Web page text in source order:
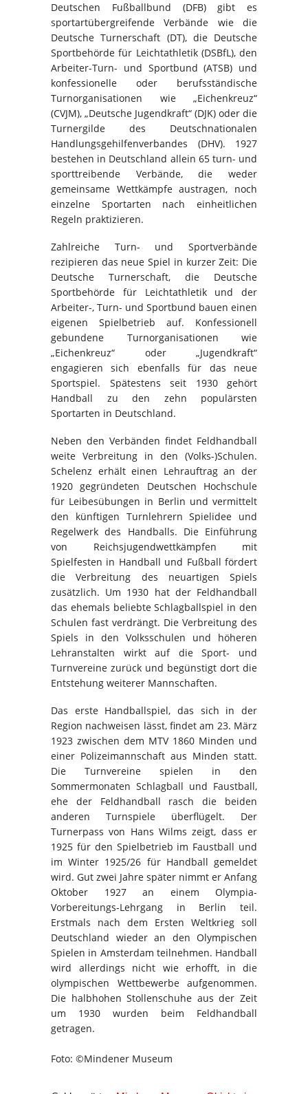
Deutschen Fußballbund (DFB) gibt es
sportartübergreifende Verbände wie die
Deutsche Turnerschaft (DT), die Deutsche
Sportbehörde für Leichtathletik (DSBfL), den
Arbeiter-Turn- und Sportbund (ATSB) und
konfessionelle oder berufsständische
Turnorganisationen wie „Eichenkreuz“
(CVJM), „Deutsche Jugendkraft“ (DJK) oder die
Turnergilde des Deutschnationalen
Handlungsgehilfenverbandes (DHV). 1927
bestehen in Deutschland allein 65 turn- und
sporttreibende Verbände, die weder
gemeinsame Wettkämpfe austragen, noch
einzelne Sportarten nach einheitlichen
Regeln praktizieren.
Zahlreiche Turn- und Sportverbände
rezipieren das neue Spiel in kurzer Zeit: Die
Deutsche Turnerschaft, die Deutsche
Sportbehörde für Leichtathletik und der
Arbeiter-, Turn- und Sportbund bauen einen
eigenen Spielbetrieb auf. Konfessionell
gebundene Turnorganisationen wie
„Eichenkreuz“ oder „Jugendkraft“
engagieren sich ebenfalls für das neue
Sportspiel. Spätestens seit 1930 gehört
Handball zu den zehn populärsten
Sportarten in Deutschland.
Neben den Verbänden findet Feldhandball
weite Verbreitung in den (Volks-)Schulen.
Schelenz erhält einen Lehrauftrag an der
1920 gegründeten Deutschen Hochschule
für Leibesübungen in Berlin und vermittelt
den künftigen Turnlehrern Spielidee und
Regelwerk des Handballs. Die Einführung
von Reichsjugendwettkämpfen mit
Spielfesten in Handball und Fußball fördert
die Verbreitung des neuartigen Spiels
zusätzlich. Um 1930 hat der Feldhandball
das ehemals beliebte Schlagballspiel in den
Schulen fast verdrängt. Die Verbreitung des
Spiels in den Volksschulen und höheren
Lehranstalten wirkt auf die Sport- und
Turnvereine zurück und begünstigt dort die
Entstehung weiterer Mannschaften.
Das erste Handballspiel, das sich in der
Region nachweisen lässt, findet am 23. März
1923 zwischen dem MTV 1860 Minden und
einer Polizeimannschaft aus Minden statt.
Die Turnvereine spielen in den
Sommermonaten Schlagball und Faustball,
ehe der Feldhandball rasch die beiden
anderen Turnspiele überflügelt. Der
Turnerpass von Hans Wilms zeigt, dass er
1925 für den Spielbetrieb im Faustball und
im Winter 1925/26 für Handball gemeldet
wird. Gut zwei Jahre später nimmt er Anfang
Oktober 1927 an einem Olympia-
Vorbereitungs-Lehrgang in Berlin teil.
Erstmals nach dem Ersten Weltkrieg soll
Deutschland wieder an den Olympischen
Spielen in Amsterdam teilnehmen. Handball
wird allerdings nicht wie erhofft, in die
olympischen Wettbewerbe aufgenommen.
Die halbhohen Stollenschuhe aus der Zeit
um 1930 wurden beim Feldhandball
getragen.
Foto: ©Mindener Museum